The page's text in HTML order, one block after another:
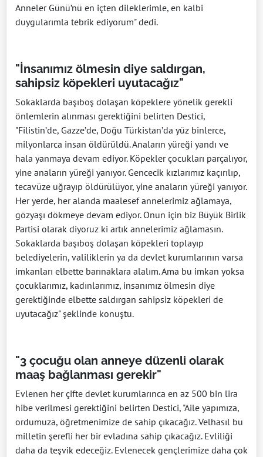
Anneler Günü’nü en içten dileklerimle, en kalbi
duygularımla tebrik ediyorum" dedi.
"İnsanımız ölmesin diye saldırgan,
sahipsiz köpekleri uyutacağız"
Sokaklarda başıboş dolaşan köpeklere yönelik gerekli
önlemlerin alınması gerektiğini belirten Destici,
"Filistin’de, Gazze’de, Doğu Türkistan’da yüz binlerce,
milyonlarca insan öldürüldü. Anaların yüreği yandı ve
hala yanmaya devam ediyor. Köpekler çocukları parçalıyor,
yine anaların yüreği yanıyor. Gencecik kızlarımız kaçırılıp,
tecavüze uğrayıp öldürülüyor, yine anaların yüreği yanıyor.
Her yerde, her alanda maalesef annelerimiz ağlamaya,
gözyaşı dökmeye devam ediyor. Onun için biz Büyük Birlik
Partisi olarak diyoruz ki artık annelerimiz ağlamasın.
Sokaklarda başıboş dolaşan köpekleri toplayıp
belediyelerin, valiliklerin ya da devlet kurumlarının varsa
imkanları elbette barınaklara alalım. Ama bu imkan yoksa
çocuklarımız, kadınlarımız, insanımız ölmesin diye
gerektiğinde elbette saldırgan sahipsiz köpekleri de
uyutacağız" şeklinde konuştu.
"3 çocuğu olan anneye düzenli olarak
maaş bağlanması gerekir"
Evlenen her çifte devlet kurumlarınca en az 500 bin lira
hibe verilmesi gerektiğini belirten Destici, "Aile yapımıza,
ordumuza, öğretmenimize de sahip çıkacağız. Velhasıl bu
milletin şerefli her bir evladına sahip çıkacağız. Evliliği
daha da teşvik edeceğiz. Evlenecek gençlerimize daha çok